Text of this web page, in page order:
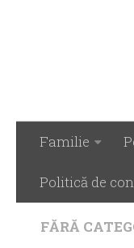
Familie
Politică de
FĂRĂ